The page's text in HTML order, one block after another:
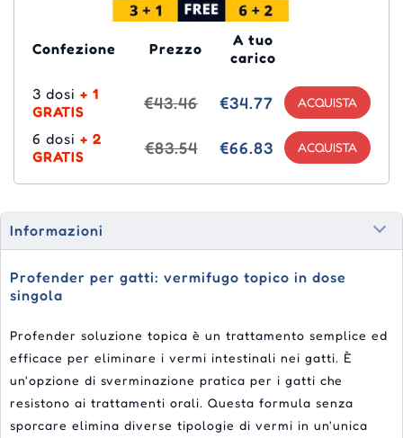
Confezione Prezzo
A tuo
carico
3 dosi + 1
GRATIS
€43.46 €34.77
6 dosi + 2
GRATIS
€83.54 €66.83
Informazioni
Profender per gatti: vermifugo topico in dose
singola
Profender soluzione topica è un trattamento semplice ed
efficace per eliminare i vermi intestinali nei gatti. È
un'opzione di sverminazione pratica per i gatti che
resistono ai trattamenti orali. Questa formula senza
sporcare elimina diverse tipologie di vermi in un'unica